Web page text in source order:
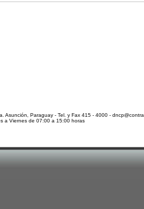
Asunción, Paraguay - Tel. y Fax 415 - 4000 -
a Viernes de 07:00 a 15:00 horas